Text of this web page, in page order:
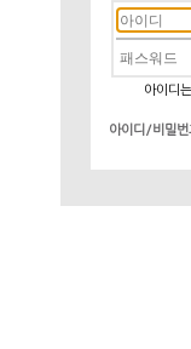
아이디
아이디/비밀번